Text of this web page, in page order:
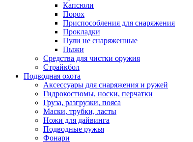
Капсюли
Порох
Приспособления для снаряжения
Прокладки
Пули не снаряженные
Пыжи
Средства для чистки оружия
Страйкбол
Подводная охота
Аксессуары для снаряжения и ружей
Гидрокостюмы, носки, перчатки
Груза, разгрузки, пояса
Маски, трубки, ласты
Ножи для дайвинга
Подводные ружья
Фонари